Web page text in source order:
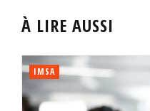
À LIRE AUSSI
IMSA